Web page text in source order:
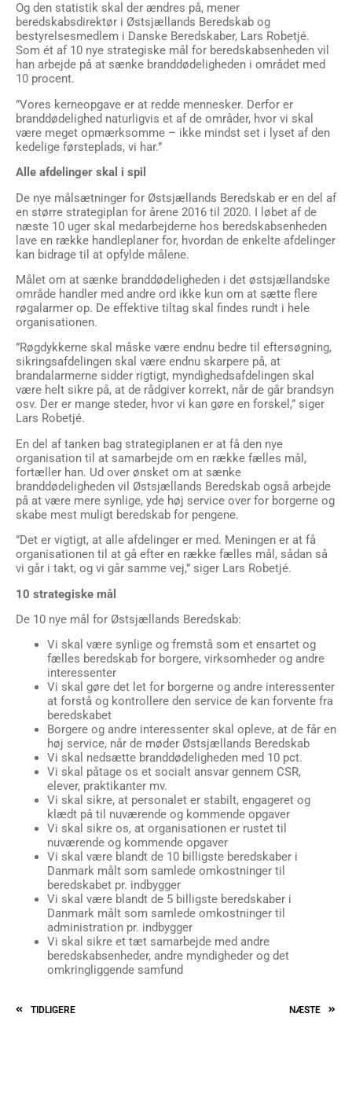
Og den statistik skal der ændres på, mener
beredskabsdirektør i Østsjællands Beredskab og
bestyrelsesmedlem i Danske Beredskaber, Lars Robetjé.
Som ét af 10 nye strategiske mål for beredskabsenheden vil
han arbejde på at sænke branddødeligheden i området med
10 procent.
”Vores kerneopgave er at redde mennesker. Derfor er
branddødelighed naturligvis et af de områder, hvor vi skal
være meget opmærksomme – ikke mindst set i lyset af den
kedelige førsteplads, vi har.”
Alle afdelinger skal i spil
De nye målsætninger for Østsjællands Beredskab er en del af
en større strategiplan for årene 2016 til 2020. I løbet af de
næste 10 uger skal medarbejderne hos beredskabsenheden
lave en række handleplaner for, hvordan de enkelte afdelinger
kan bidrage til at opfylde målene.
Målet om at sænke branddødeligheden i det østsjællandske
område handler med andre ord ikke kun om at sætte flere
røgalarmer op. De effektive tiltag skal findes rundt i hele
organisationen.
”Røgdykkerne skal måske være endnu bedre til eftersøgning,
sikringsafdelingen skal være endnu skarpere på, at
brandalarmerne sidder rigtigt, myndighedsafdelingen skal
være helt sikre på, at de rådgiver korrekt, når de går brandsyn
osv. Der er mange steder, hvor vi kan gøre en forskel,” siger
Lars Robetjé.
En del af tanken bag strategiplanen er at få den nye
organisation til at samarbejde om en række fælles mål,
fortæller han. Ud over ønsket om at sænke
branddødeligheden vil Østsjællands Beredskab også arbejde
på at være mere synlige, yde høj service over for borgerne og
skabe mest muligt beredskab for pengene.
”Det er vigtigt, at alle afdelinger er med. Meningen er at få
organisationen til at gå efter en række fælles mål, sådan så
vi går i takt, og vi går samme vej,” siger Lars Robetjé.
10 strategiske mål
De 10 nye mål for Østsjællands Beredskab:
Vi skal være synlige og fremstå som et ensartet og
fælles beredskab for borgere, virksomheder og andre
interessenter
Vi skal gøre det let for borgerne og andre interessenter
at forstå og kontrollere den service de kan forvente fra
beredskabet
Borgere og andre interessenter skal opleve, at de får en
høj service, når de møder Østsjællands Beredskab
Vi skal nedsætte branddødeligheden med 10 pct.
Vi skal påtage os et socialt ansvar gennem CSR,
elever, praktikanter mv.
Vi skal sikre, at personalet er stabilt, engageret og
klædt på til nuværende og kommende opgaver
Vi skal sikre os, at organisationen er rustet til
nuværende og kommende opgaver
Vi skal være blandt de 10 billigste beredskaber i
Danmark målt som samlede omkostninger til
beredskabet pr. indbygger
Vi skal være blandt de 5 billigste beredskaber i
Danmark målt som samlede omkostninger til
administration pr. indbygger
Vi skal sikre et tæt samarbejde med andre
beredskabsenheder, andre myndigheder og det
omkringliggende samfund
TIDLIGERE NÆSTE